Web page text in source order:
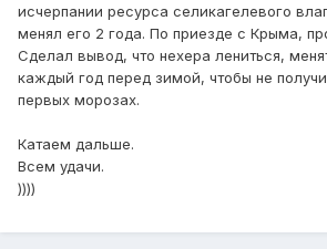
исчерпании ресурса селикагелевого
менял его 2 года. По приезде с Крыма,
Сделал вывод, что нехера лениться,
каждый год перед зимой, чтобы не
первых морозах.
Катаем дальше.
Всем удачи.
))))